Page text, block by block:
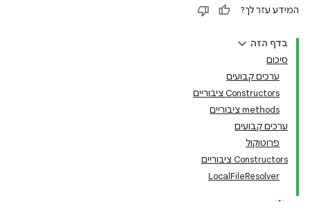
המידע עזר לך?
בדף הזה
סיכום
ערכים קבועים
Constructors ציבוריים
‫methods ציבוריים
ערכים קבועים
פרוטוקול
Constructors ציבוריים
LocalFileResolver